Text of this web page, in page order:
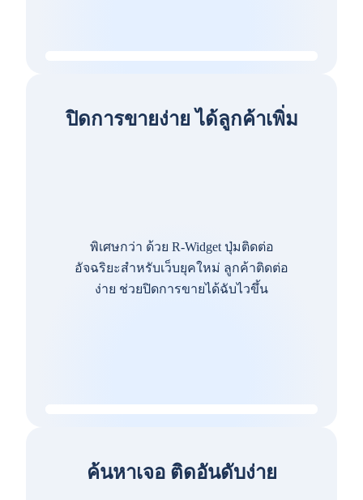
ปิดการขายง่าย ได้ลูกค้าเพิ่ม
พิเศษกว่า ด้วย R-Widget ปุ่มติดต่อ
อัจฉริยะสำหรับเว็บยุคใหม่ ลูกค้าติดต่อ
ง่าย ช่วยปิดการขายได้ฉับไวขึ้น
ค้นหาเจอ ติดอันดับง่าย